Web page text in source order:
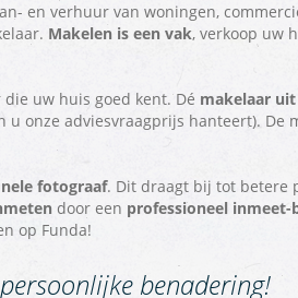
en verhuur van woningen,
Makelen is een vak, verkoop uw
uw huis goed kent. Dé makelaar
onze adviesvraagprijs hanteert). De
fotograaf. Dit draagt bij tot betere
door een professioneel inmeet-
op Funda!
benadering!